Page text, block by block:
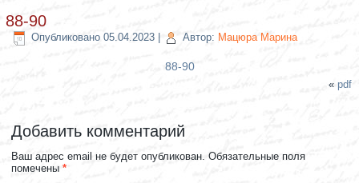
88-90
Опубликовано 05.04.2023 Автор: Мацюра Марина
88-90
«pdf
Добавить комментарий
Ваш адрес email не будет опубликован. Обязательные поля
помечены*